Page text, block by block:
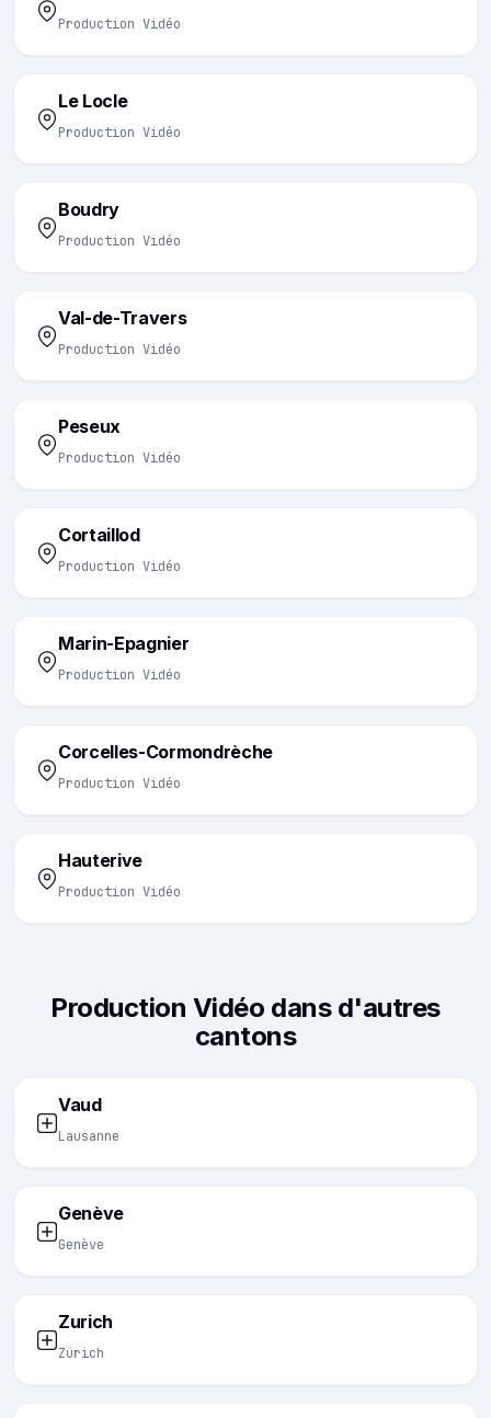
Production Vidéo
Le Locle
Production Vidéo
Boudry
Production Vidéo
Val-de-Travers
Production Vidéo
Peseux
Production Vidéo
Cortaillod
Production Vidéo
Marin-Epagnier
Production Vidéo
Corcelles-Cormondrèche
Production Vidéo
Hauterive
Production Vidéo
Production Vidéo dans d'autres
cantons
Vaud
Lausanne
Genève
Genève
Zurich
Zürich